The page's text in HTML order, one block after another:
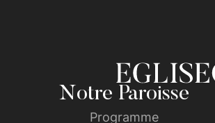
Notre Paroisse
Programme